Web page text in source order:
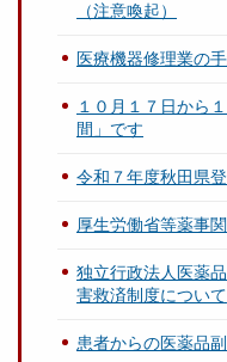
（注意喚起）
医療機器修理業の
１０月１７日から
間」です
令和７年度秋田県
厚生労働省等薬事
独立行政法人医薬
害救済制度について
患者からの医薬品